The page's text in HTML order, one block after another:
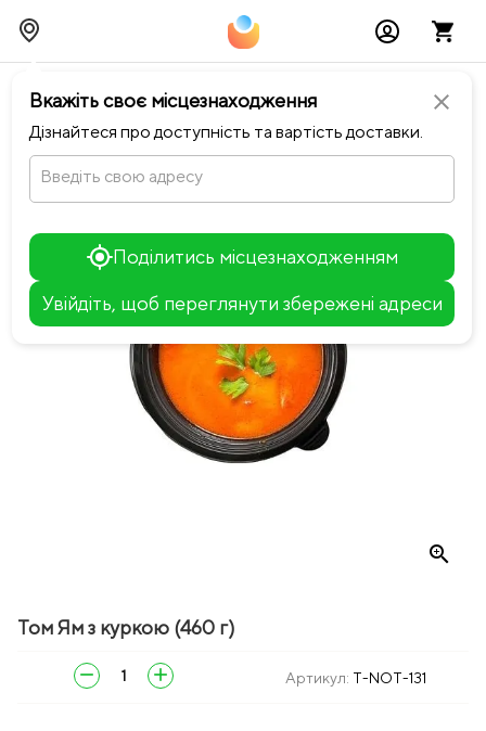
close
Вкажіть своє місцезнаходження
Дізнайтеся про доступність та вартість доставки.
Введіть свою адресу
Поділитись місцезнаходженням
Увійдіть, щоб переглянути збережені адреси
chevron_leftПовернутися до Notino Sushi-Pizza
zoom_in
Том Ям з куркою (460 г)
remove add Артикул: T-NOT-131